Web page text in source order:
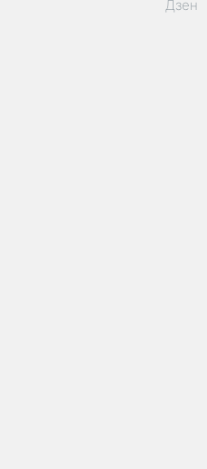
Дзен